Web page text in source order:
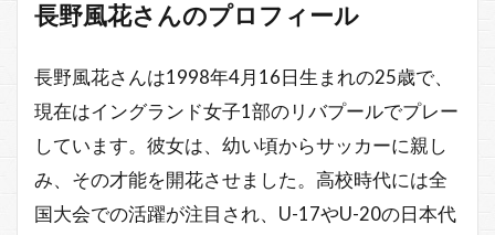
長野風花さんのプロフィール
長野風花さんは1998年4月16日生まれの25歳で、
現在はイングランド女子1部のリバプールでプレー
しています。彼女は、幼い頃からサッカーに親し
み、その才能を開花させました。高校時代には全
国大会での活躍が注目され、U-17やU-20の日本代